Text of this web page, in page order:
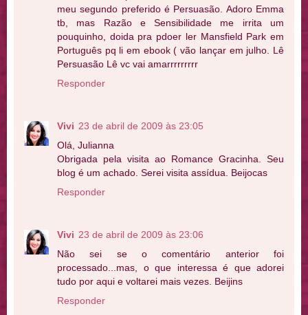
meu segundo preferido é Persuasão. Adoro Emma
tb, mas Razão e Sensibilidade me irrita um
pouquinho, doida pra pdoer ler Mansfield Park em
Português pq li em ebook ( vão lançar em julho. Lê
Persuasão Lê vc vai amarrrrrrrrr
Responder
Vivi 23 de abril de 2009 às 23:05
Olá, Julianna
Obrigada pela visita ao Romance Gracinha. Seu
blog é um achado. Serei visita assídua. Beijocas
Responder
Vivi 23 de abril de 2009 às 23:06
Não sei se o comentário anterior foi
processado...mas, o que interessa é que adorei
tudo por aqui e voltarei mais vezes. Beijins
Responder